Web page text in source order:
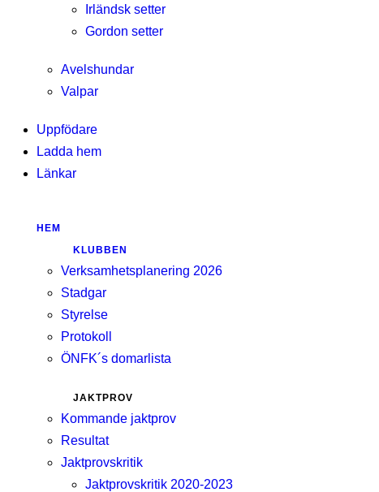
Irländsk setter
Gordon setter
Avelshundar
Valpar
Uppfödare
Ladda hem
Länkar
HEM
KLUBBEN
Verksamhetsplanering 2026
Stadgar
Styrelse
Protokoll
ÖNFK´s domarlista
JAKTPROV
Kommande jaktprov
Resultat
Jaktprovskritik
Jaktprovskritik 2020-2023